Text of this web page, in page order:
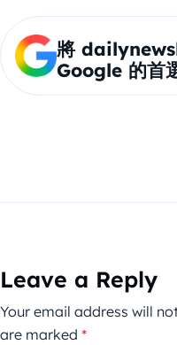
將
Google 的首
Leave a Reply
Your email address will
are marked *